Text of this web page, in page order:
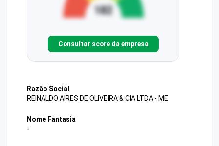
Consultar score da empresa
Razão Social
REINALDO AIRES DE OLIVEIRA & CIA LTDA - ME
Nome Fantasia
-